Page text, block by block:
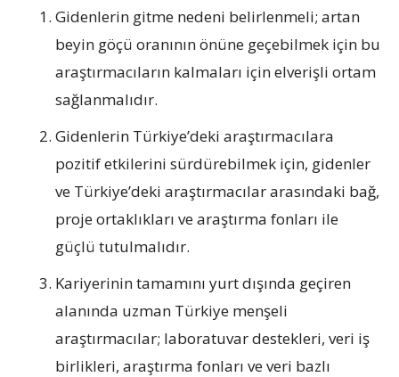
Gidenlerin gitme nedeni belirlenmeli; artan
beyin göçü oranının önüne geçebilmek için bu
araştırmacıların kalmaları için elverişli ortam
sağlanmalıdır.
Gidenlerin Türkiye’deki araştırmacılara
pozitif etkilerini sürdürebilmek için, gidenler
ve Türkiye’deki araştırmacılar arasındaki bağ,
proje ortaklıkları ve araştırma fonları ile
güçlü tutulmalıdır.
Kariyerinin tamamını yurt dışında geçiren
alanında uzman Türkiye menşeli
araştırmacılar; laboratuvar destekleri, veri iş
birlikleri, araştırma fonları ve veri bazlı